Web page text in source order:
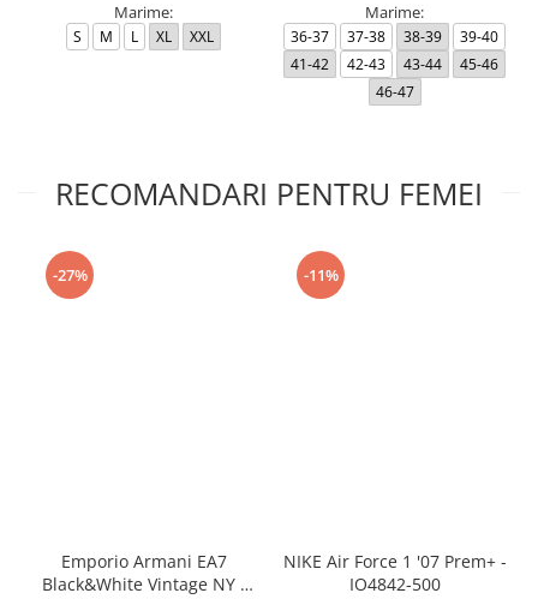
Marime:
S M L XL XXL
Marime:
36-37 37-38 38-39
39-40
41-42
42-43 43-44
45-46
46-47
RECOMANDARI PENTRU FEMEI
-27%
Emporio Armani EA7
Black&White Vintage NY -
-11%
NIKE Air Force 1 '07 Prem+ -
IO4842-500